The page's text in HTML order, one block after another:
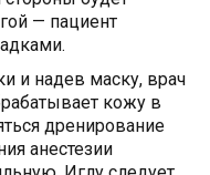
— пациент
и надев маску, врач
кожу в
дренирование
анестезии